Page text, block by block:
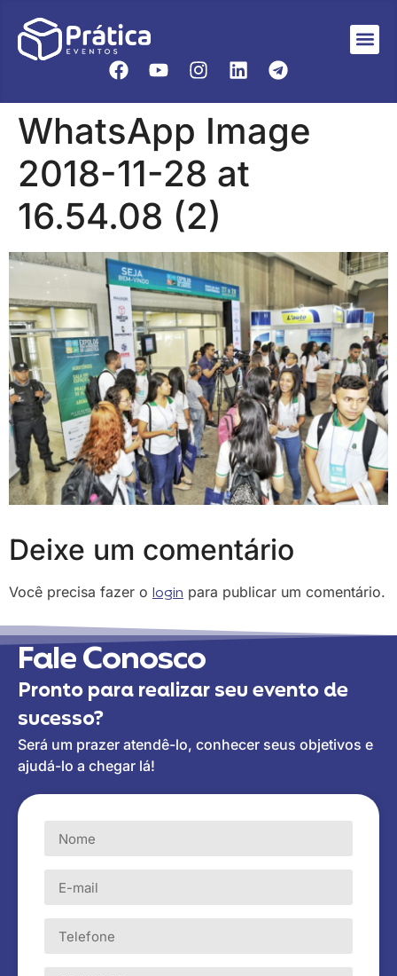
WhatsApp Image
2018-11-28 at
16.54.08 (2)
Deixe um comentário
Você precisa fazer o login para publicar um comentário.
Fale Conosco
Pronto para realizar seu evento de
sucesso?
Será um prazer atendê-lo, conhecer seus objetivos e
ajudá-lo a chegar lá!